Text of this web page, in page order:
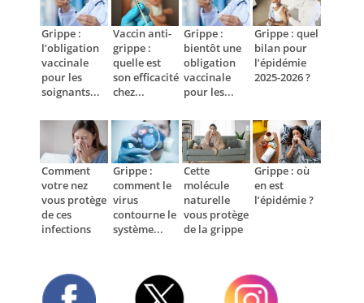
Grippe :
l’obligation
vaccinale
pour les
soignants...
Vaccin anti-
grippe :
quelle est
son efficacité
chez...
Grippe :
bientôt une
obligation
vaccinale
pour les...
Grippe : quel
bilan pour
l’épidémie
2025-2026 ?
Comment
votre nez
vous protège
de ces
infections
Grippe :
comment le
virus
contourne le
système...
Cette
molécule
naturelle
vous protège
de la grippe
Grippe : où
en est
l’épidémie ?